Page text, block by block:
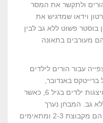
ולתקשר את המסר
וידאו שמדגיש את
בוסטר פשוט ללא גב לבין
מעורבים בתאונה
עבור הורים לילדים
באנדובר,
בריטניה, נראות צמד בובות מבחן המיצגות ילדים בגיל 6, כאשר
גב. המבחן נערך
במהירות של כ-67 קמ"ש. הבוסטרים הם מקבוצת 2-3 ומתאימים